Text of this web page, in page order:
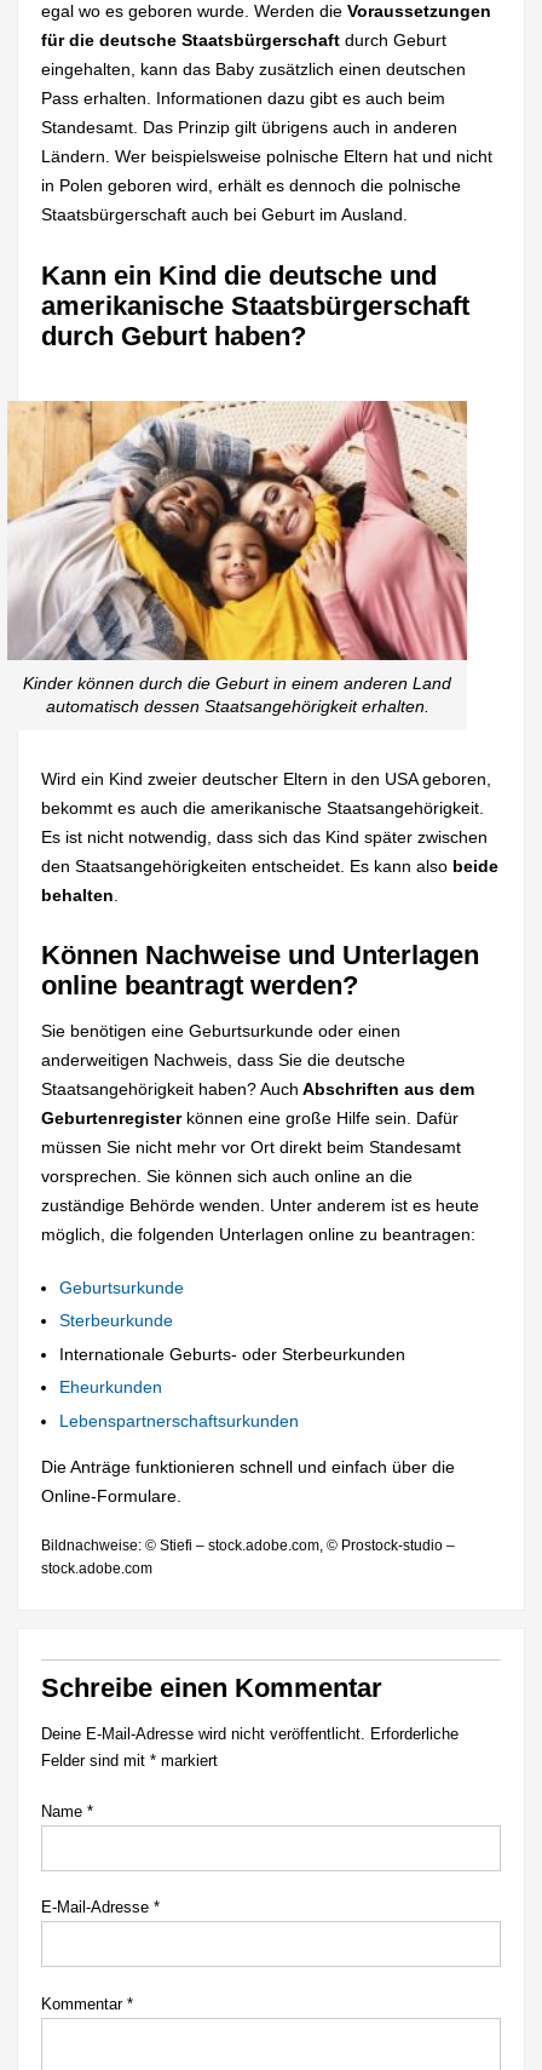
egal wo es geboren wurde. Werden dieVoraussetzungen
für die deutsche Staatsbürgerschaft durch Geburt
eingehalten, kann das Baby zusätzlich einen deutschen
Pass erhalten. Informationen dazu gibt es auch beim
Standesamt. Das Prinzip gilt übrigens auch in anderen
Ländern. Wer beispielsweise polnische Eltern hat und nicht
in Polen geboren wird, erhält es dennoch die polnische
Staatsbürgerschaft auch bei Geburt im Ausland.
Kann ein Kind die deutsche und
amerikanische Staatsbürgerschaft
durch Geburt haben?
Kinder können durch die Geburt in einem anderen Land
automatisch dessen Staatsangehörigkeit erhalten.
Wird ein Kind zweier deutscher Eltern in den USA geboren,
bekommt es auch die amerikanische Staatsangehörigkeit.
Es ist nicht notwendig, dass sich das Kind später zwischen
den Staatsangehörigkeiten entscheidet. Es kann also beide
behalten
Können Nachweise und Unterlagen
online beantragt werden?
Sie benötigen eine Geburtsurkunde oder einen
anderweitigen Nachweis, dass Sie die deutsche
Staatsangehörigkeit haben? Auch Abschriften aus dem
Geburtenregisterkönnen eine große Hilfe sein. Dafür
müssen Sie nicht mehr vor Ort direkt beim Standesamt
vorsprechen. Sie können sich auch online an die
zuständige Behörde wenden. Unter anderem ist es heute
möglich, die folgenden Unterlagen online zu beantragen:
Geburtsurkunde
Sterbeurkunde
Internationale Geburts- oder Sterbeurkunden
Eheurkunden
Lebenspartnerschaftsurkunden
Die Anträge funktionieren schnell und einfach über die
Online-Formulare.
Bildnachweise: © Stiefi – stock.adobe.com, © Prostock-studio –
stock.adobe.com
Schreibe einen Kommentar
Deine E-Mail-Adresse wird nicht veröffentlicht. Erforderliche
Felder sind mit* markiert
Name*
E-Mail-Adresse*
Kommentar*